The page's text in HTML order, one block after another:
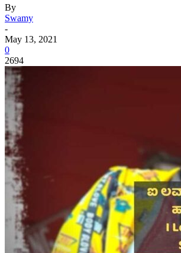
By
Swamy
-
May 13, 2021
0
2694